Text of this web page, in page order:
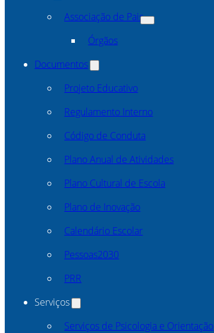
Associação de Pais
Órgãos
Documentos
Projeto Educativo
Regulamento Interno
Código de Conduta
Plano Anual de Atividades
Plano Cultural de Escola
Plano de Inovação
Calendário Escolar
Pessoas2030
PRR
Serviços
Serviços de Psicologia e Orientação